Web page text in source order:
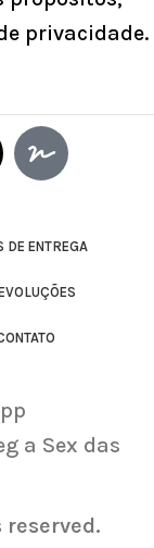
privacidade.
DE ENTREGA
a Sex das